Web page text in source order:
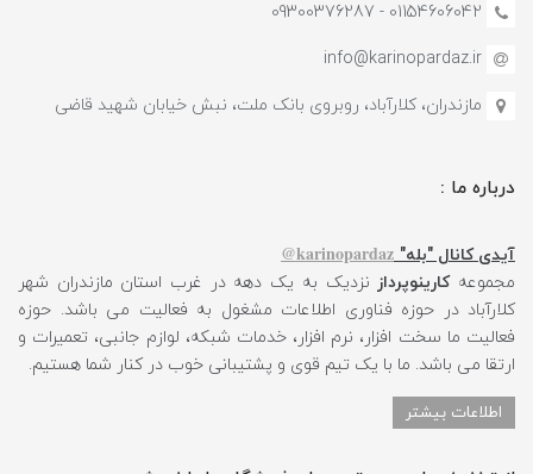
01154606042 - 09300376287
info@karinopardaz.ir
مازندران، کلارآباد، روبروی بانک ملت، نبش خیابان شهید قاضی
درباره ما :
آیدی کانال "بله" karinopardaz@
مجموعهکارینوپرداز نزدیک به یک دهه در غرب استان مازندران شهر
کلارآباد در حوزه فناوری اطلاعات مشغول به فعالیت می باشد. حوزه
فعالیت ما سخت افزار، نرم افزار، خدمات شبکه، لوازم جانبی، تعمیرات و
ارتقا می باشد. ما با یک تیم قوی و پشتیبانی خوب در کنار شما هستیم.
اطلاعات بیشتر